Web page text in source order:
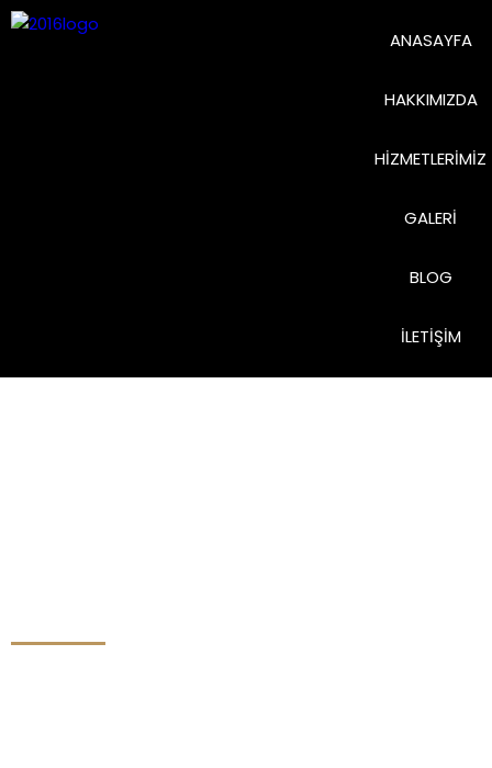
ANASAYFA
HAKKIMIZDA
HIZMETLERIMIZ
GALERI
BLOG
İLETIŞIM